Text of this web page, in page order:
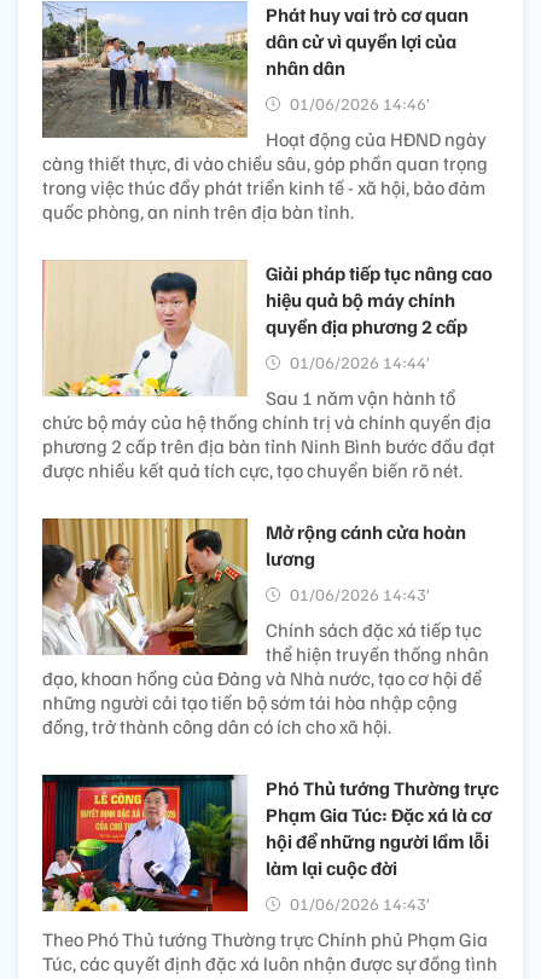
Phát huy vai trò cơ quan
dân cử vì quyền lợi của
nhân dân
01/06/2026 14:46’
Hoạt động của HĐND ngày
càng thiết thực, đi vào chiều sâu, góp phần quan trọng
trong việc thúc đẩy phát triển kinh tế - xã hội, bảo đảm
quốc phòng, an ninh trên địa bàn tỉnh.
Giải pháp tiếp tục nâng cao
hiệu quả bộ máy chính
quyền địa phương 2 cấp
01/06/2026 14:44’
Sau 1 năm vận hành tổ
chức bộ máy của hệ thống chính trị và chính quyền địa
phương 2 cấp trên địa bàn tỉnh Ninh Bình bước đầu đạt
được nhiều kết quả tích cực, tạo chuyển biến rõ nét.
Mở rộng cánh cửa hoàn
lương
01/06/2026 14:43’
Chính sách đặc xá tiếp tục
thể hiện truyền thống nhân
đạo, khoan hồng của Đảng và Nhà nước, tạo cơ hội để
những người cải tạo tiến bộ sớm tái hòa nhập cộng
đồng, trở thành công dân có ích cho xã hội.
Phó Thủ tướng Thường trực
Phạm Gia Túc: Đặc xá là cơ
hội để những người lầm lỗi
làm lại cuộc đời
01/06/2026 14:43’
Theo Phó Thủ tướng Thường trực Chính phủ Phạm Gia
Túc, các quyết định đặc xá luôn nhận được sự đồng tình